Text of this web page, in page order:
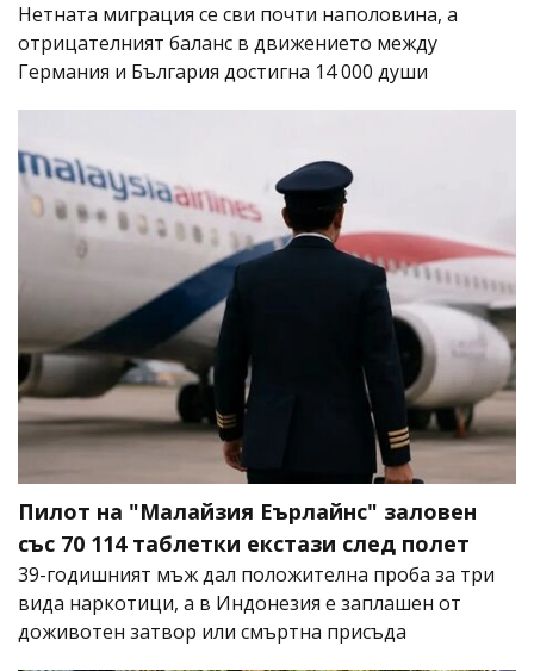
Нетната миграция се сви почти наполовина, а
отрицателният баланс в движението между
Германия и България достигна 14 000 души
Пилот на "Малайзия Еърлайнс" заловен
със 70 114 таблетки екстази след полет
39-годишният мъж дал положителна проба за три
вида наркотици, а в Индонезия е заплашен от
доживотен затвор или смъртна присъда